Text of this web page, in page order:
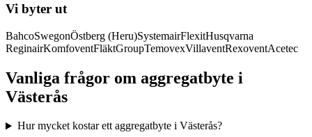
Vi byter ut
BahcoSwegonÖstberg (Heru)SystemairFlexitHusqvarna
ReginairKomfoventFläktGroupTemovexVillaventRexoventAcetec
Vanliga frågor om aggregatbyte i
Västerås
Hur mycket kostar ett aggregatbyte i Västerås?